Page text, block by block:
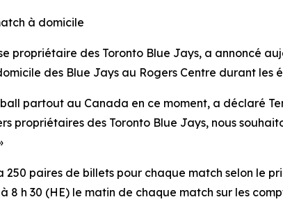
à domicile
propriétaire des Toronto Blue Jays, a annoncé
des Blue Jays au Rogers Centre durant les
partout au Canada en ce moment, a déclaré
propriétaires des Toronto Blue Jays, nous
paires de billets pour chaque match selon le
h 30 (HE) le matin de chaque match sur les